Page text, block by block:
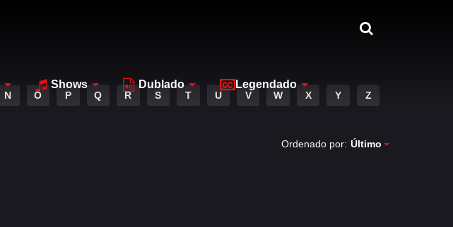
Shows Dublado Legendado
N O P Q R S T U V W X Y Z
Ordenado por: Último